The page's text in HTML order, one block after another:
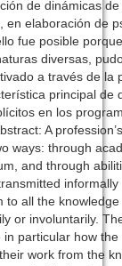
de dinámicas
en elaboración de
fue posible
diversas,
a través de la
principal de
en los
A
ways: through
and through
to all the
or involuntarily.
particular how
work from the